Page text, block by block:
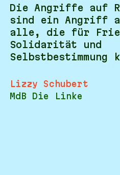
Die Angriffe auf
sind ein Angriff
alle, die für
Solidarität und
Selbstbestimmung
Lizzy Schubert
MdB Die Linke